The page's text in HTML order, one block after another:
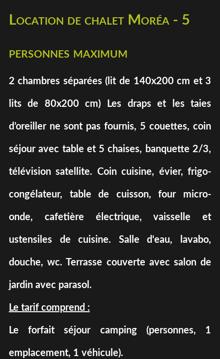
Location de chalet Moréa - 5
personnes maximum
2 chambres séparées (lit de 140x200 cm et 3
lits de 80x200 cm) Les draps et les taies
d’oreiller ne sont pas fournis, 5 couettes, coin
séjour avec table et 5 chaises, banquette 2/3,
télévision satellite. Coin cuisine, évier, frigo-
congélateur, table de cuisson, four micro-
onde, cafetière électrique, vaisselle et
ustensiles de cuisine. Salle d'eau, lavabo,
douche, wc. Terrasse couverte avec salon de
jardin avec parasol.
Le tarif comprend :
Le forfait séjour camping (personnes, 1
emplacement, 1 véhicule).